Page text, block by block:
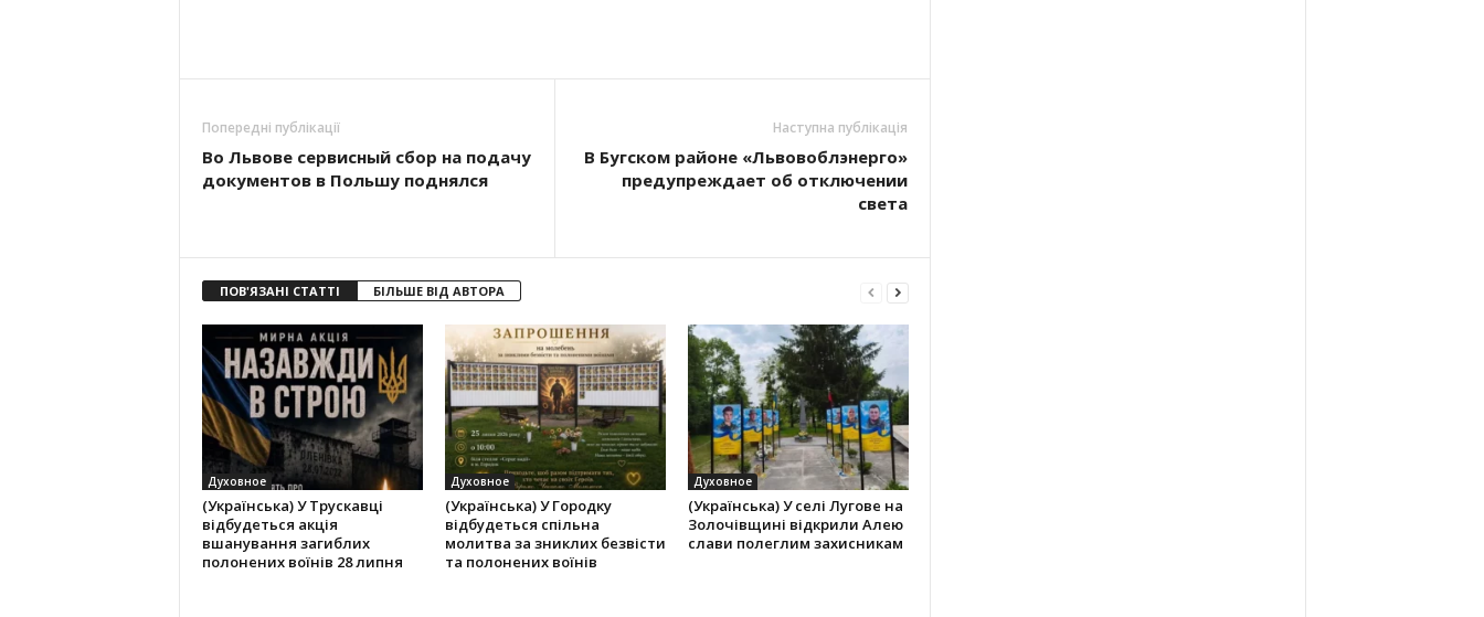
Попередні публікації
Во Львове сервисный сбор на подачу
документов в Польшу поднялся
Наступна публікація
В Бугском районе «Львовоблэнерго»
предупреждает об отключении
света
ПОВ'ЯЗАНІ СТАТТІ БІЛЬШЕ ВІД АВТОРА
Духовное
(Українська) У Трускавці
відбудеться акція
вшанування загиблих
полонених воїнів 28 липня
Духовное
(Українська) У Городку
відбудеться спільна
молитва за зниклих безвісти
та полонених воїнів
Духовное
(Українська) У селі Лугове на
Золочівщині відкрили Алею
слави полеглим захисникам